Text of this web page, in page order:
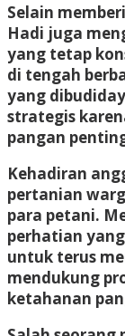
Selain
Hadi juga
yang tetap
di tengah
yang
strategis
pangan
Kehadiran
pertanian
para petani.
perhatian
untuk terus
mendukung
ketahanan